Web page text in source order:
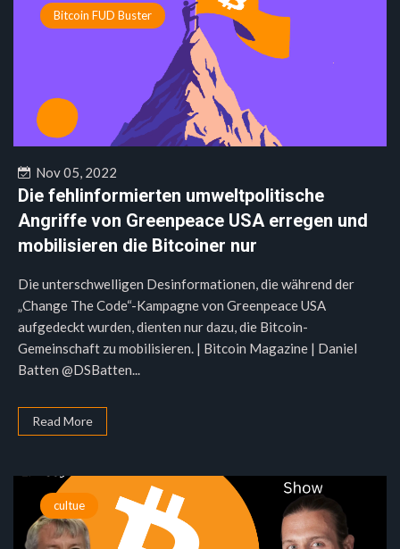
Bitcoin FUD Buster
Nov 05, 2022
Die fehlinformierten umweltpolitische
Angriffe von Greenpeace USA erregen und
mobilisieren die Bitcoiner nur
Die unterschwelligen Desinformationen, die während der
„Change The Code“-Kampagne von Greenpeace USA
aufgedeckt wurden, dienten nur dazu, die Bitcoin-
Gemeinschaft zu mobilisieren. | Bitcoin Magazine | Daniel
Batten @DSBatten...
Read More
cultue